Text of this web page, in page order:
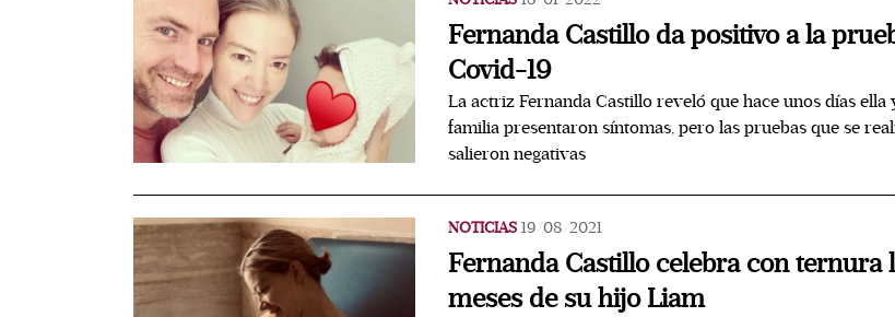
Fernanda Castillo da positivo a la
Covid-19
La actriz Fernanda Castillo reveló que hace unos días ella
familia presentaron síntomas, pero las pruebas que se
salieron negativas
NOTICIAS 19/08/2021
Fernanda Castillo celebra con ternura
meses de su hijo Liam